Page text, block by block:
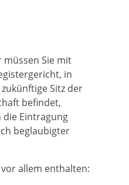
Sie mit
in
Sitz der
befindet,
die Eintragung
beglaubigter
allem enthalten: